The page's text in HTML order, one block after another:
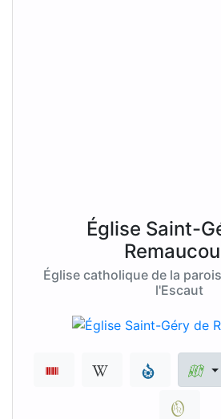
Église Saint-
Église catholique de la
l'Escaut